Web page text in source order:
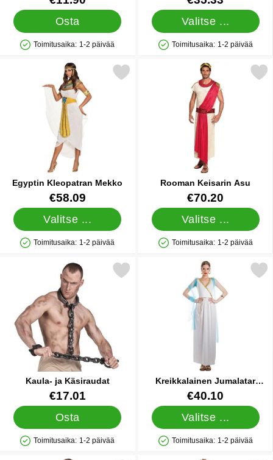
Osta
Saatavuus: Varastossa
Toimitusaika: 1-2 päivää
Valitse ...
Saatavuus: Varastossa
Toimitusaika: 1-2 päivää
Egyptin Kleopatran Mekko
Tuote.nro 15940
€58.09
Valitse ...
Saatavuus: Varastossa
Toimitusaika: 1-2 päivää
Merkitse egyptin Kleopatran Mekko suosikiksi
Rooman Keisarin Asu
Tuote.nro 16002
€70.20
Valitse ...
Saatavuus: Varastossa
Toimitusaika: 1-2 päivää
Merkitse rooman
Kaula- ja Käsiraudat
Tuote.nro 19349
€17.01
Osta
Saatavuus: Varastossa
Toimitusaika: 1-2 päivää
Merkitse kaula- ja Käsiraudat suosikiksi
Kreikkalainen Jumalatar
Naamiaisasu Aretha
Tuote.nro 88587
€40.10
Valitse ...
Saatavuus: Varastossa
Toimitusaika: 1-2 päivää
Merkitse kreikkalainen Jumalatar